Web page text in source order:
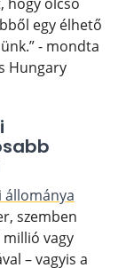
egy élhető
- mondta
Hungary
szemben
millió vagy
– vagyis a